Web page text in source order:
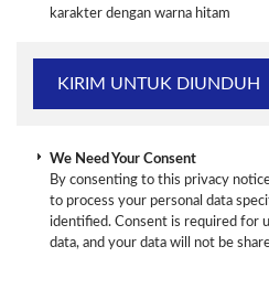
karakter dengan warna hitam
We Need Your Consent
By consenting to this privacy
to process your personal data
identified. Consent is required for
data, and your data will not be